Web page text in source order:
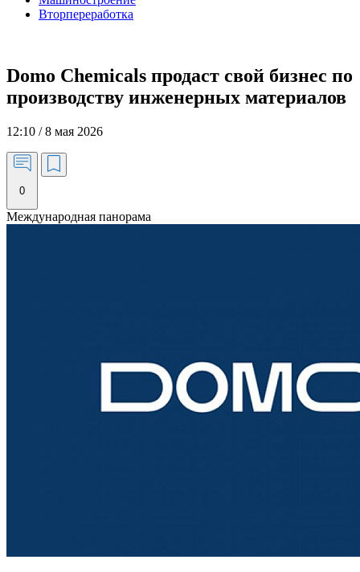
Вторпереработка
Domo Chemicals продаст свой бизнес по
производству инженерных материалов
12:10 / 8 мая 2026
0